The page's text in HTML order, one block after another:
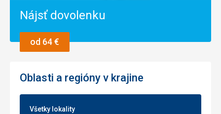
Nájsť dovolenku
od 64 €
Oblasti a regióny v krajine
Všetky lokality